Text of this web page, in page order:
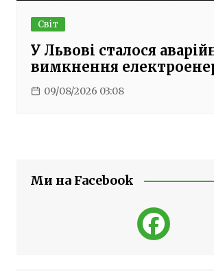
Світ
У Львові сталося
вимкнення
09/08/2026 03:08
Ми на Facebook